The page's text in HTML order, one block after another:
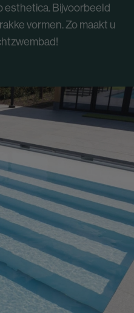
esthetica. Bijvoorbeeld
vormen. Zo maakt u